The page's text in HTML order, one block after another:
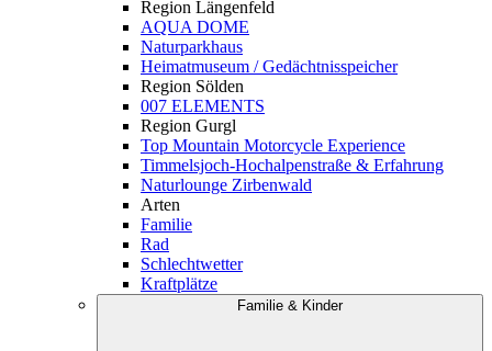
Region Längenfeld
AQUA DOME
Naturparkhaus
Heimatmuseum / Gedächtnisspeicher
Region Sölden
007 ELEMENTS
Region Gurgl
Top Mountain Motorcycle Experience
Timmelsjoch-Hochalpenstraße & Erfahrung
Naturlounge Zirbenwald
Arten
Familie
Rad
Schlechtwetter
Kraftplätze
Familie & Kinder